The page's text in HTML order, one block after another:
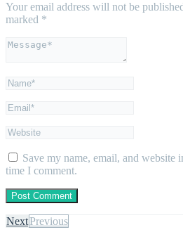
Your email address will not be
marked *
Save my name, email, and website
time I comment.
NextPrevious